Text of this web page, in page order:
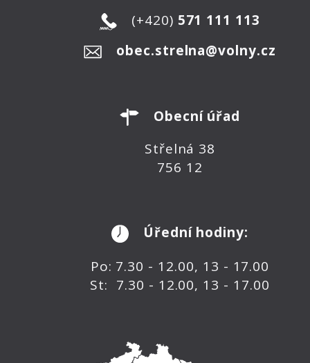
(+420) 571 111 113
obec.strelna@volny.cz
Obecní úřad
Střelná 38
756 12
Úřední hodiny:
Po: 7.30 - 12.00, 13 - 17.00
St: 7.30 - 12.00, 13 - 17.00